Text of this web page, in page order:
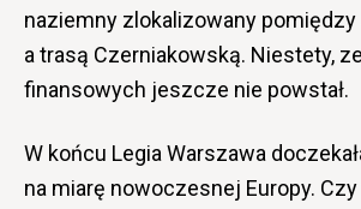
naziemny zlokalizowany
a trasą Czerniakowską. Niestety,
finansowych jeszcze nie powstał.
W końcu Legia Warszawa
na miarę nowoczesnej Europy.